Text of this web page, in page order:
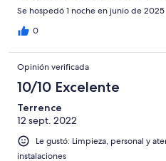
Se hospedó 1 noche en junio de 2025
0
Opinión verificada
10/10 Excelente
Terrence
12 sept. 2022
Le gustó: Limpieza, personal y
instalaciones